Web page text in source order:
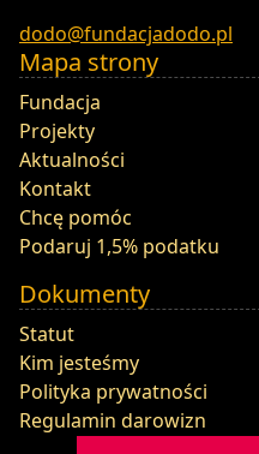
dodo@fundacjadodo.pl
Mapa strony
Fundacja
Projekty
Aktualności
Kontakt
Chcę pomóc
Podaruj 1,5% podatku
Dokumenty
Statut
Kim jesteśmy
Polityka prywatności
Regulamin darowizn